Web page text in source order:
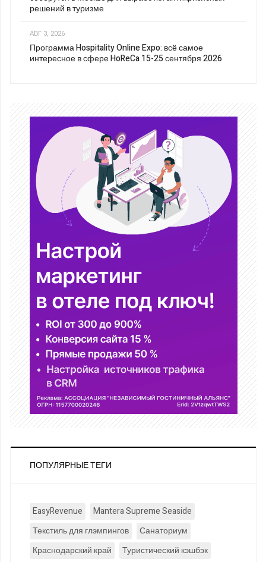
решений в туризме
АВГ 3, 2026
Программа Hospitality Online Expo: всё самое
интересное в сфере HoReCa 15-25 сентября 2026
ПОПУЛЯРНЫЕ ТЕГИ
EasyRevenue
Mantera Supreme Seaside
Текстиль для глэмпингов
Санаториум
Краснодарский край
Туристический кэшбэк